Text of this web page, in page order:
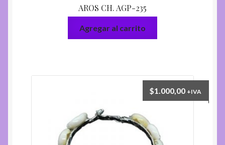
AROS CH. AGP-235
Agregar al carrito
$1.000,00 +IVA